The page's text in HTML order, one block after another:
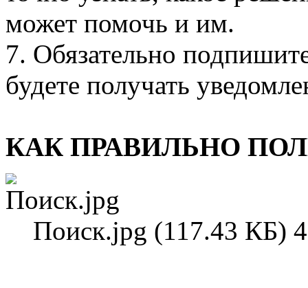
может помочь и им.
7. Обязательно
будете получать
КАК ПРАВИЛЬНО
Поиск.jpg (117.43 КБ)